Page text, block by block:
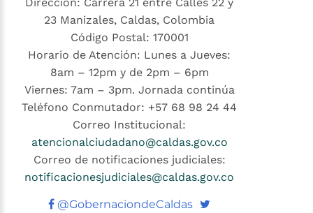
23 Manizales, Caldas, Colombia
Código Postal: 170001
Horario de Atención: Lunes a Jueves:
8am – 12pm y de 2pm – 6pm
Viernes: 7am – 3pm. Jornada continúa
Teléfono Conmutador: +57 68 98 24 44
Correo Institucional:
atencionalciudadano@caldas.gov.co
Correo de notificaciones judiciales:
notificacionesjudiciales@caldas.gov.co
@GobernaciondeCaldas Twitter